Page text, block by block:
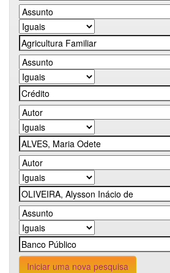
Iniciar uma nova pesquisa